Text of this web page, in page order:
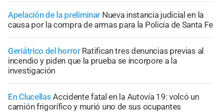
Apelación de la preliminar Nueva instancia judicial en la
causa por la compra de armas para la Policía de Santa Fe
Geriátrico del horror Ratifican tres denuncias previas al
incendio y piden que la prueba se incorpore a la
investigación
En Clucellas Accidente fatal en la Autovía 19: volcó un
camión frigorífico y murió uno de sus ocupantes